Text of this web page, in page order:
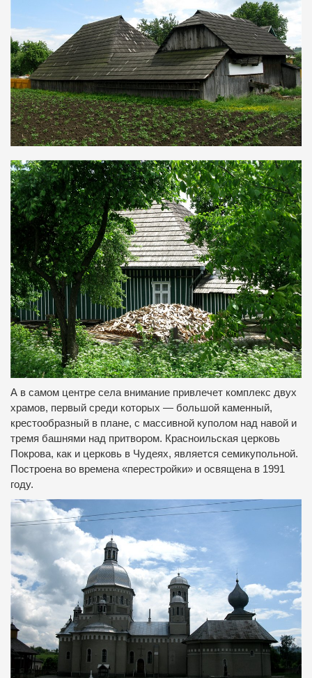
А в самом центре села внимание привлечет комплекс двух
храмов, первый среди которых — большой каменный,
крестообразный в плане, с массивной куполом над навой и
тремя башнями над притвором. Красноильская церковь
Покрова, как и церковь в Чудеях, является семикупольной.
Построена во времена «перестройки» и освящена в 1991
году.